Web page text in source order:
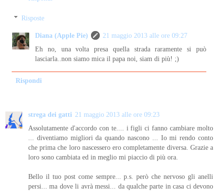
Risposte
Diana (Apple Pie)
21 maggio 2013 alle ore 09:27
Eh no, una volta presa quella strada raramente si può
lasciarla..non siamo mica il papa noi, siam di più! ;)
Rispondi
strega dei gatti 21 maggio 2013 alle ore 09:23
Assolutamente d'accordo con te.... i figli ci fanno cambiare molto
... diventiamo migliori da quando nascono ... Io mi rendo conto
che prima che loro nascessero ero completamente diversa. Grazie a
loro sono cambiata ed in meglio mi piaccio di più ora.
Bello il tuo post come sempre... p.s. però che nervoso gli anelli
persi... ma dove li avrà messi... da qualche parte in casa ci devono